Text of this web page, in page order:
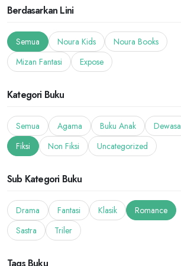
Berdasarkan Lini
Semua Noura Kids
Noura Books
Mizan Fantasi
Expose
Kategori Buku
Semua Agama Buku Anak
Dewasa
Fiksi
Non Fiksi Uncategorized
Sub Kategori Buku
Drama Fantasi Klasik
Romance
Sastra
Triler